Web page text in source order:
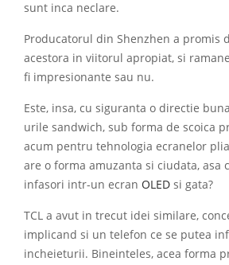
sunt inca neclare.
Producatorul din Shenzhen a promis
acestora in viitorul apropiat, si
fi impresionante sau nu.
Este, insa, cu siguranta o directie
urile sandwich, sub forma de scoica
acum pentru tehnologia ecranelor
are o forma amuzanta si ciudata, asa
infasori intr-un ecran OLED si gata?
TCL a avut in trecut idei similare,
implicand si un telefon ce se putea
incheieturii. Bineinteles, acea forma